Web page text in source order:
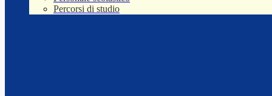
Percorsi di studio